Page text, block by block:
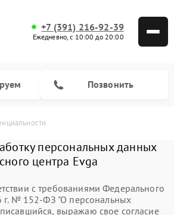
+7 (391) 216-92-39
Ежедневно, с 10:00 до 20:00
Позвонить
персональных данных
центра Evga
с требованиями Федерального
г. № 152-ФЗ "О персональных
выражаю свое согласие